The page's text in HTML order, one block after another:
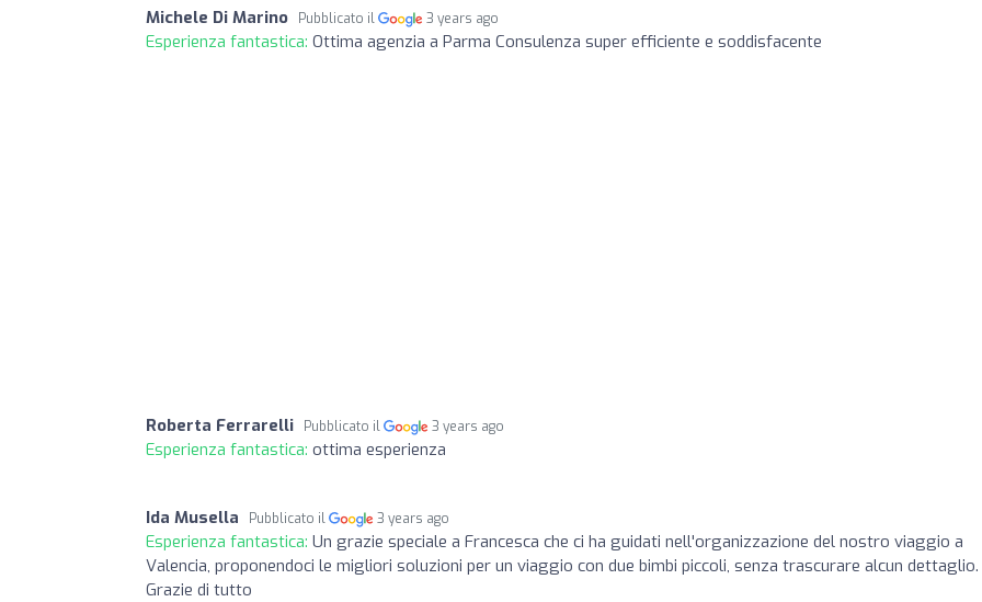
Michele Di Marino Pubblicato il 3 years ago
Esperienza fantastica: Ottima agenzia a Parma Consulenza super efficiente e soddisfacente
Roberta Ferrarelli Pubblicato il 3 years ago
Esperienza fantastica: ottima esperienza
Ida Musella Pubblicato il 3 years ago
Esperienza fantastica: Un grazie speciale a Francesca che ci ha guidati nell'organizzazione del nostro viaggio a
Valencia, proponendoci le migliori soluzioni per un viaggio con due bimbi piccoli, senza trascurare alcun dettaglio.
Grazie di tutto